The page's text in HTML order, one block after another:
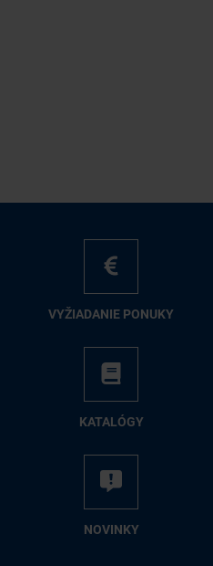
VY­ŽIA­DA­NIE PO­NU­KY
KA­TA­LÓ­GY
NO­VIN­KY